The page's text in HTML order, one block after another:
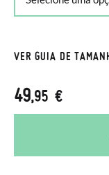
VER GUIA DE
49,95 €